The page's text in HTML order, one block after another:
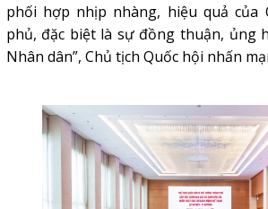
phối hợp nhịp nhàng, hiệu quả của
phủ, đặc biệt là sự đồng thuận, ủng
Nhân dân”, Chủ tịch Quốc hội nhấn